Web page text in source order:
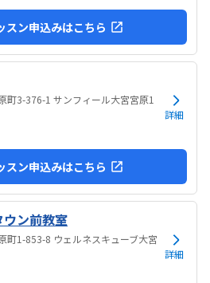
スン申込みはこちら
町3-376-1 サンフィール大宮宮原1
詳細
スン申込みはこちら
ン前教室
町1-853-8 ウェルネスキューブ大宮
詳細